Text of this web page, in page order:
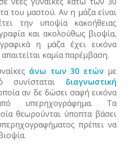
του μαστού. Αν η μάζα είναι
την υποψία κακοήθειας
και ακολούθως βιοψία,
η μάζα έχει εικόνα
καμία παρέμβαση.
άνω των 30 ετών με
συνίσταται διαγνωστική
αν δε δώσει σαφή εικόνα
υπερηχογράφημα. Τα
θεωρούνται ύποπτα βάσει
πρέπει να